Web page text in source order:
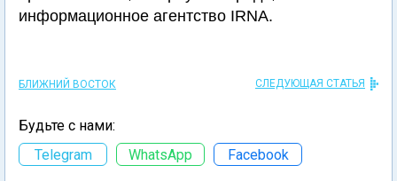
информационное агентство IRNA.
БЛИЖНИЙ ВОСТОК СЛЕДУЮЩАЯ СТАТЬЯ
Будьте с нами:
Telegram
WhatsApp Facebook